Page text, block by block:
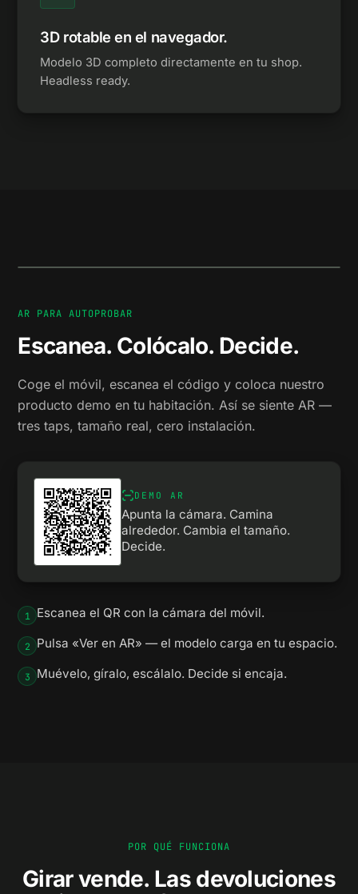
3D rotable en el navegador.
Modelo 3D completo directamente en tu shop.
Headless ready.
AR PARA AUTOPROBAR
Escanea. Colócalo. Decide.
Coge el móvil, escanea el código y coloca nuestro
producto demo en tu habitación. Así se siente AR —
tres taps, tamaño real, cero instalación.
DEMO AR
Apunta la cámara. Camina
alrededor. Cambia el tamaño.
Decide.
1 Escanea el QR con la cámara del móvil.
2 Pulsa «Ver en AR» — el modelo carga en tu espacio.
3 Muévelo, gíralo, escálalo. Decide si encaja.
POR QUÉ FUNCIONA
Girar vende. Las devoluciones